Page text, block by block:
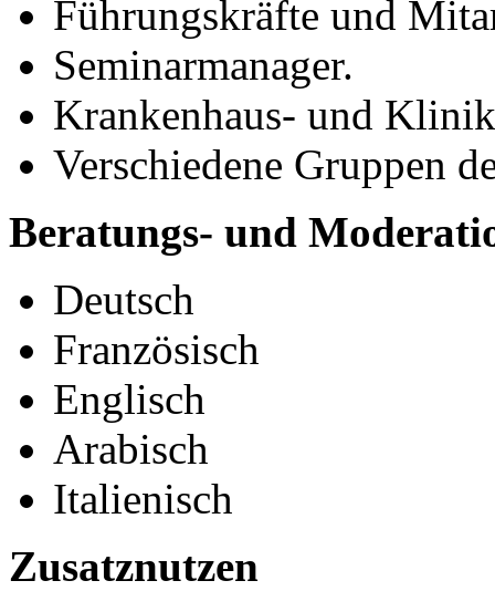
Führungskräfte und
Seminarmanager.
Krankenhaus- und
Verschiedene Gruppen
Beratungs- und
Deutsch
Französisch
Englisch
Arabisch
Italienisch
Zusatznutzen